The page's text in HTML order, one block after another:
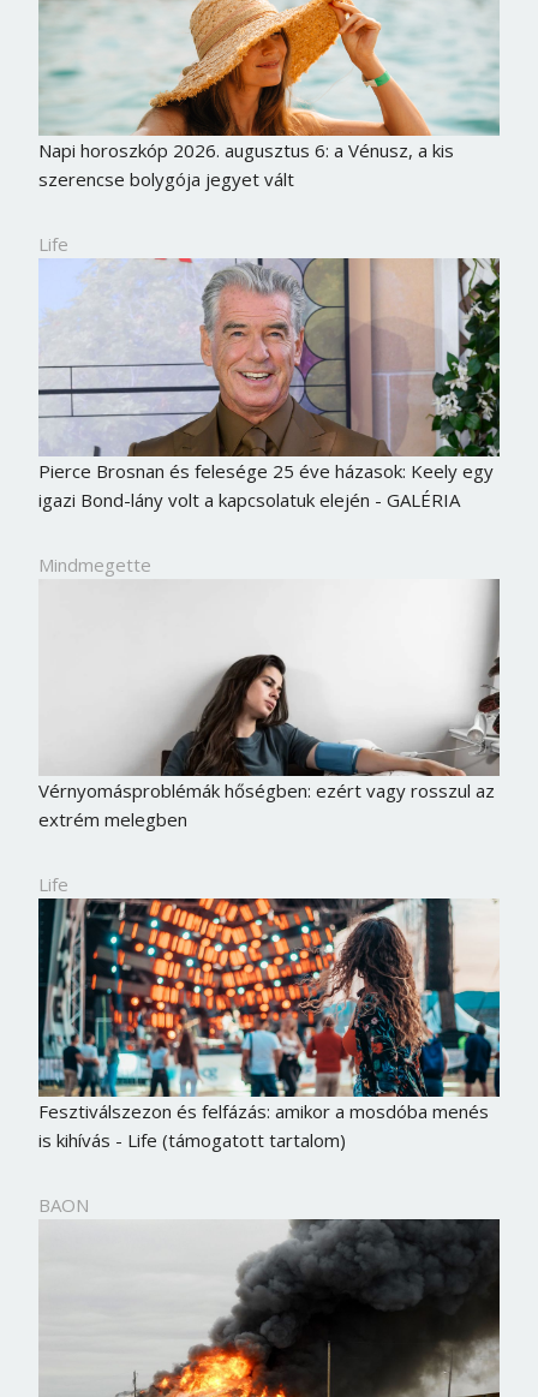
Napi horoszkóp 2026. augusztus 6: a Vénusz, a kis
szerencse bolygója jegyet vált
Life
Pierce Brosnan és felesége 25 éve házasok: Keely egy
igazi Bond-lány volt a kapcsolatuk elején - GALÉRIA
Mindmegette
Vérnyomásproblémák hőségben: ezért vagy rosszul az
extrém melegben
Life
Fesztiválszezon és felfázás: amikor a mosdóba menés
is kihívás - Life (támogatott tartalom)
BAON